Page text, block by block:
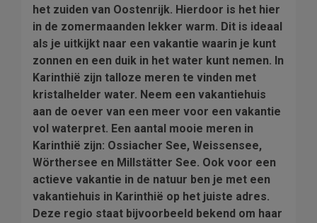
het zuiden van Oostenrijk. Hierdoor is het hier
in de zomermaanden lekker warm. Dit is ideaal
als je uitkijkt naar een vakantie waarin je kunt
zonnen en een duik in het water kunt nemen. In
Karinthië zijn talloze meren te vinden met
kristalhelder water. Neem een vakantiehuis
aan de oever van een meer voor een vakantie
vol waterpret. Een aantal mooie meren in
Karinthië zijn: Ossiacher See, Weissensee,
Wörthersee en Millstätter See. Ook voor een
actieve vakantie in de natuur ben je met een
vakantiehuis in Karinthië op het juiste adres.
Deze regio staat bijvoorbeeld bekend om haar